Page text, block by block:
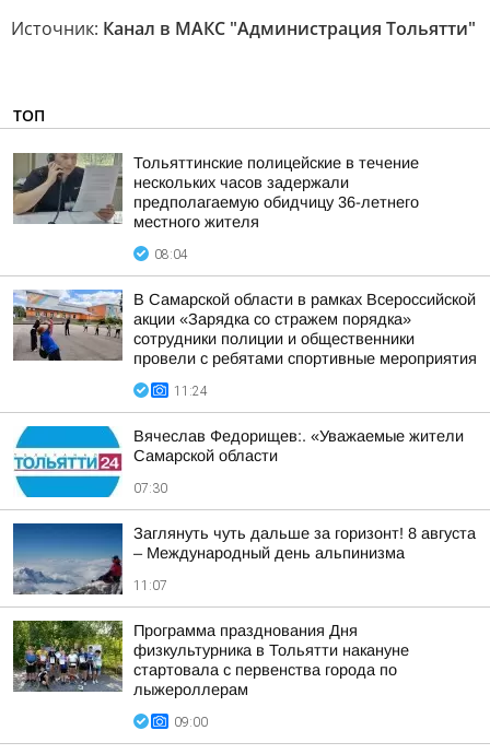
Источник: Канал в МАКС "Администрация Тольятти"
ТОП
Тольяттинские полицейские в течение
нескольких часов задержали
предполагаемую обидчицу 36-летнего
местного жителя
08:04
В Самарской области в рамках Всероссийской
акции «Зарядка со стражем порядка»
сотрудники полиции и общественники
провели с ребятами спортивные мероприятия
11:24
Вячеслав Федорищев:. «Уважаемые жители
Самарской области
07:30
Заглянуть чуть дальше за горизонт! 8 августа
– Международный день альпинизма
11:07
Программа празднования Дня
физкультурника в Тольятти накануне
стартовала с первенства города по
лыжероллерам
09:00